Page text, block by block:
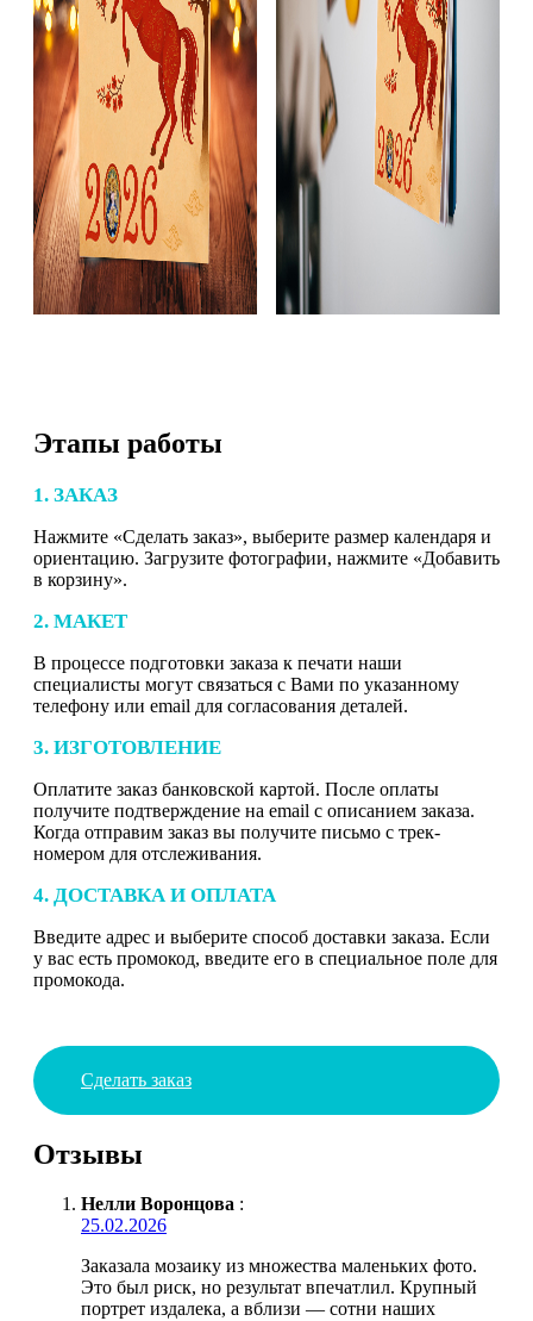
Этапы работы
1. ЗАКАЗ
Нажмите «Сделать заказ», выберите размер календаря и
ориентацию. Загрузите фотографии, нажмите «Добавить
в корзину».
2. МАКЕТ
В процессе подготовки заказа к печати наши
специалисты могут связаться с Вами по указанному
телефону или email для согласования деталей.
3. ИЗГОТОВЛЕНИЕ
Оплатите заказ банковской картой. После оплаты
получите подтверждение на email с описанием заказа.
Когда отправим заказ вы получите письмо с трек-
номером для отслеживания.
4. ДОСТАВКА И ОПЛАТА
Введите адрес и выберите способ доставки заказа. Если
у вас есть промокод, введите его в специальное поле для
промокода.
Сделать заказ
Отзывы
Нелли Воронцова :
25.02.2026
Заказала мозаику из множества маленьких фото.
Это был риск, но результат впечатлил. Крупный
портрет издалека, а вблизи — сотни наших